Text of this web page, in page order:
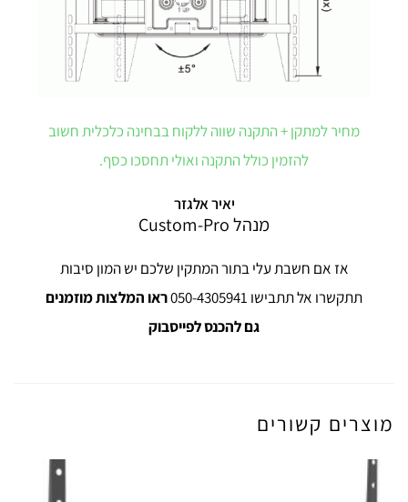
מחיר למתקן + התקנה שווה ללקוח בבחינה כלכלית חשוב
להזמין כולל התקנה ואולי תחסכו כסף.
יאיר אלגזר
מנהל Custom-Pro
אז אם חשבת עלי בתור המתקין שלכם יש המון סיבות
תתקשרו אל תתבישו 050-4305941
ראו המלצותמוזמנים
גם להכנס לפייסבוק
מוצרים קשורים